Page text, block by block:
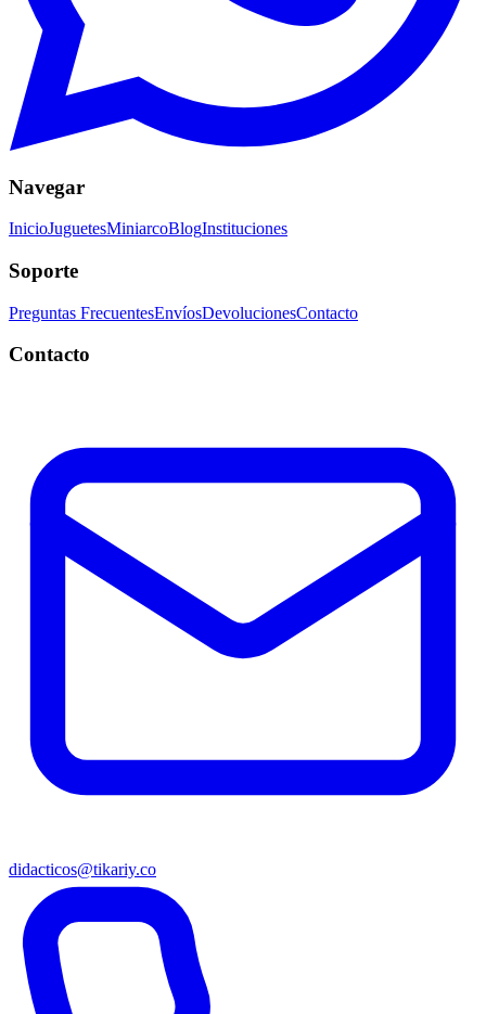
Navegar
InicioJuguetesMiniarcoBlogInstituciones
Soporte
Preguntas FrecuentesEnvíosDevolucionesContacto
Contacto
didacticos@tikariy.co